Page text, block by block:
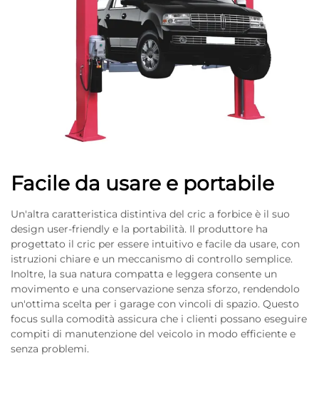
Facile da usare e portabile
Un'altra caratteristica distintiva del cric a forbice è il suo
design user-friendly e la portabilità. Il produttore ha
progettato il cric per essere intuitivo e facile da usare, con
istruzioni chiare e un meccanismo di controllo semplice.
Inoltre, la sua natura compatta e leggera consente un
movimento e una conservazione senza sforzo, rendendolo
un'ottima scelta per i garage con vincoli di spazio. Questo
focus sulla comodità assicura che i clienti possano eseguire
compiti di manutenzione del veicolo in modo efficiente e
senza problemi.